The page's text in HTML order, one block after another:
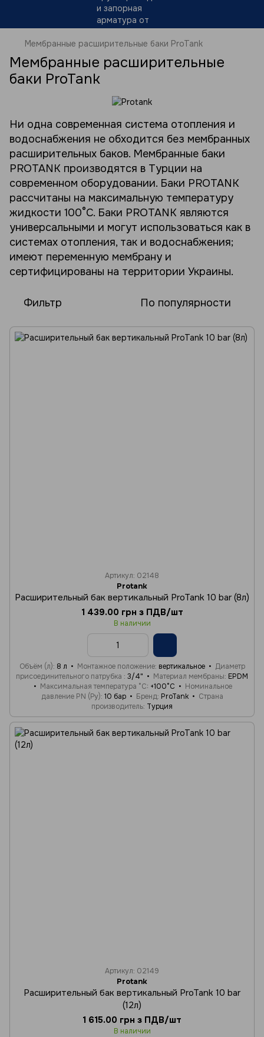
Мембранные расширительные баки ProTank
Мембранные расширительные
баки ProTank
Ни одна современная система отопления и
водоснабжения не обходится без мембранных
расширительных баков. Мембранные баки
PROTANK производятся в Турции на
современном оборудовании. Баки PROTANK
рассчитаны на максимальную температуру
жидкости 100°C. Баки PROTANK являются
универсальными и могут использоваться как в
системах отопления, так и водоснабжения;
имеют переменную мембрану и
сертифицированы на территории Украины.
Фильтр По популярности
Артикул: 02148
Protank
Расширительный бак вертикальный ProTank 10 bar (8л)
1 439.00 грн з ПДВ/шт
В наличии
Объём (л) 8 л Монтажное положение вертикальное
Диаметр
присоединительного патрубка
3/4" Материал мембраны EPDM
Максимальная температура °C +100°C
Номинальное
давление PN (Ру) 10 бар Бренд ProTank
Страна
производитель Турция
Артикул: 02149
Protank
Расширительный бак вертикальный ProTank 10 bar
(12л)
1 615.00 грн з ПДВ/шт
В наличии